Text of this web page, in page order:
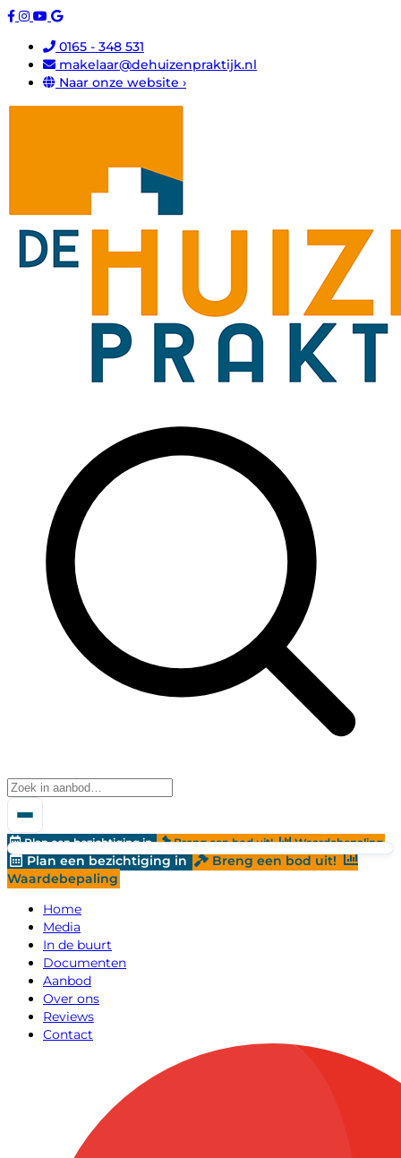
0165 - 348 531
makelaar@dehuizenpraktijk.nl
Naar onze website ›
Plan een bezichtiging in Breng een bod uit! Waardebepaling
Plan een bezichtiging in
Breng een bod uit!
Waardebepaling
Home
Media
In de buurt
Documenten
Aanbod
Over ons
Reviews
Contact